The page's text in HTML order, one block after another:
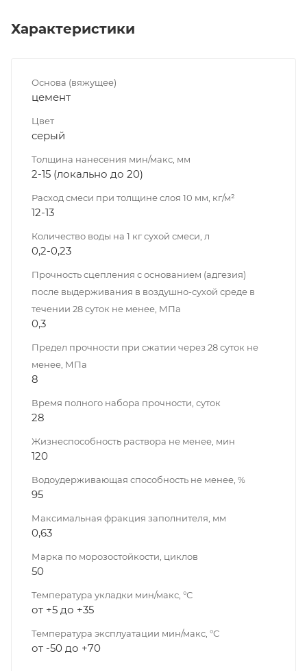
Характеристики
Основа (вяжущее)
цемент
Цвет
серый
Толщина нанесения мин/макс, мм
2-15 (локально до 20)
Расход смеси при толщине слоя 10 мм, кг/м²
12-13
Количество воды на 1 кг сухой смеси, л
0,2-0,23
Прочность сцепления с основанием (адгезия)
после выдерживания в воздушно-сухой среде в
течении 28 суток не менее, МПа
0,3
Предел прочности при сжатии через 28 суток не
менее, МПа
8
Время полного набора прочности, суток
28
Жизнеспособность раствора не менее, мин
120
Водоудерживающая способность не менее, %
95
Максимальная фракция заполнителя, мм
0,63
Марка по морозостойкости, циклов
50
Температура укладки мин/макс, °С
от +5 до +35
Температура эксплуатации мин/макс, °С
от -50 до +70